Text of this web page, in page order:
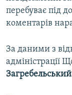
перебуває під
коментарів
За даними з
адміністрації
Загребельський